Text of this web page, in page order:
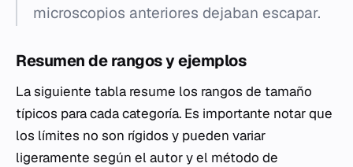
microscopios anteriores dejaban escapar.
Resumen de rangos y ejemplos
La siguiente tabla resume los rangos de tamaño
típicos para cada categoría. Es importante notar que
los límites no son rígidos y pueden variar
ligeramente según el autor y el método de